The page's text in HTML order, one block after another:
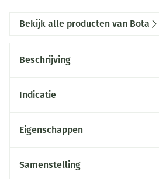
Bekijk alle producten van Bota
Beschrijving
Indicatie
Eigenschappen
Samenstelling